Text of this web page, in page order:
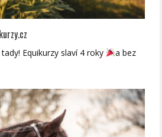
Equikurzy slaví 4 roky
a bez